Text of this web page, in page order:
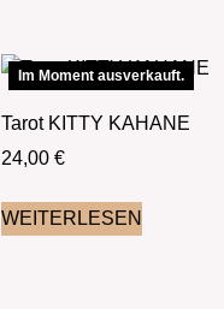
Im Moment ausverkauft.
Tarot KITTY KAHANE
24,00 €
WEITERLESEN